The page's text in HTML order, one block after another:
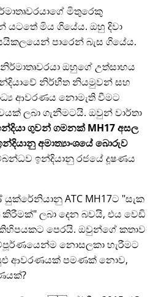
මිතුරෙකු
මිය ගියේය. ඔහු දිවා
පාරෙන් බැස ගියේය.
ඔහුගේ උත්සාහය
නිර්භීත නියමුවන් සහ
ආවරණය නොමැති වීමට
ලබා ගැනීමටයි. ඔවුන් වාර්තා
ගුවන් ගමනක් MH17 අසල
අමාත්‍යාංශයේ බොරුව
ඉන්දියානු රජයේ දූෂණය
ATC MH17ට සැක
කිරීමක් ලබා දෙන බවයි, එය වෙඩි
පෙරයි. ඔවුන්ගේ කතාව
නොසලකා හැරීමට
සුළු ආවරණයක් පමණක් නොව,